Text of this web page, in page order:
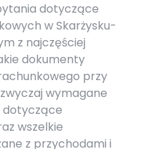
dotyczące
w Skarżysku-
z najczęściej
dokumenty
przy
wymagane
dotyczące
wszelkie
z przychodami i